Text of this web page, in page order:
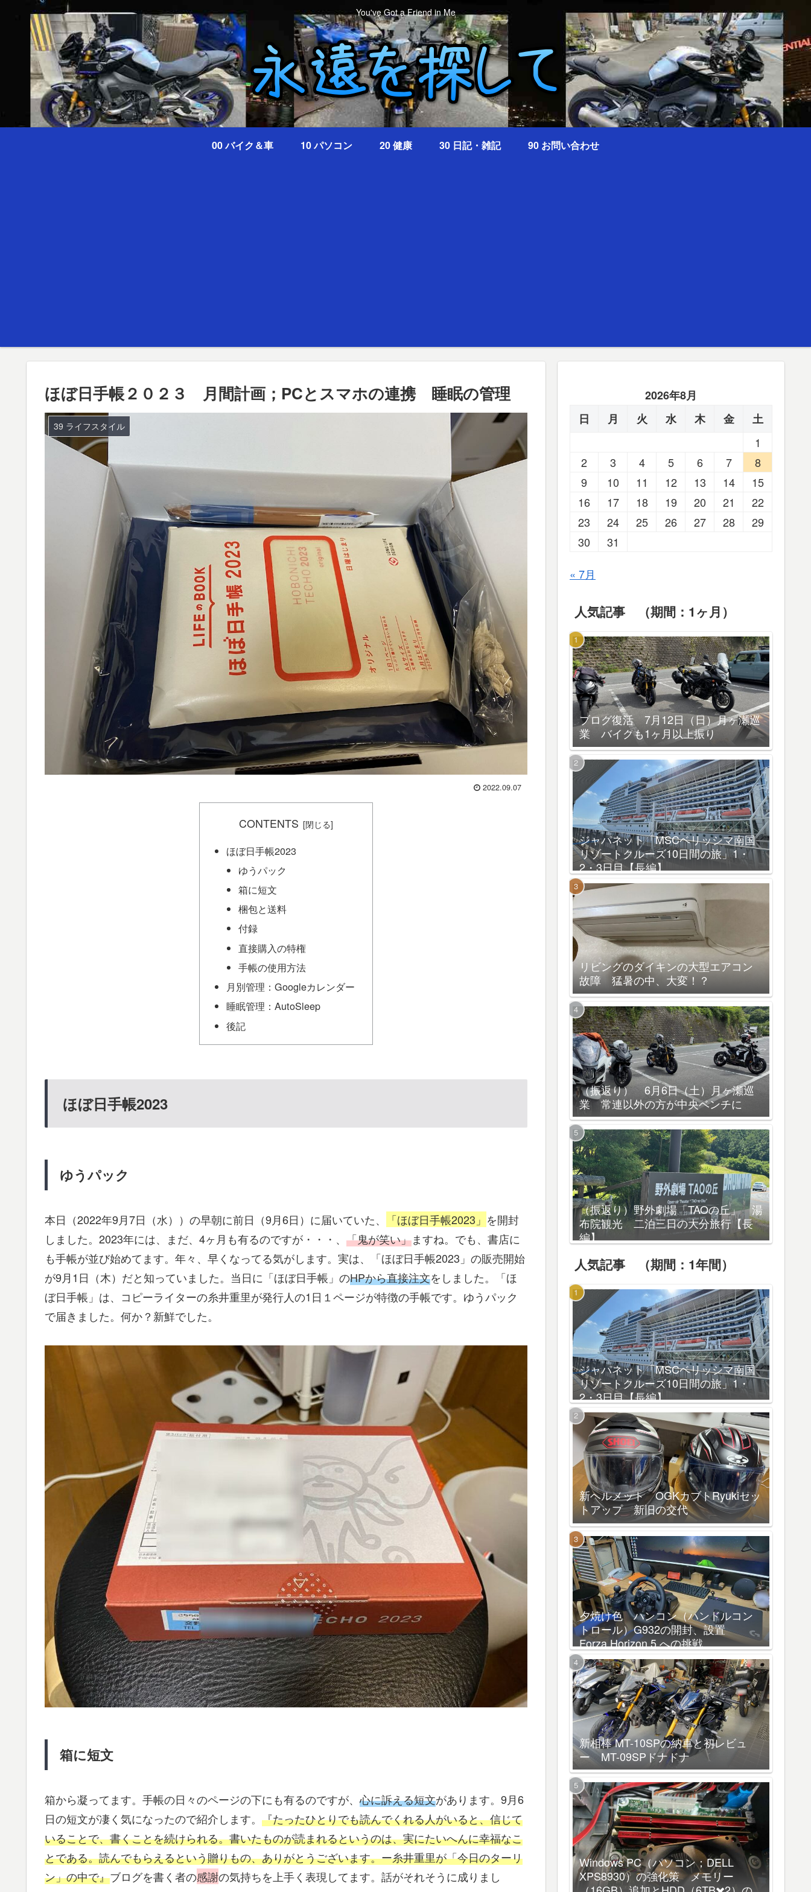
You've Got a Friend in Me
00 バイク＆車 10 パソコン 20 健康 30 日記・雑記 90 お問い合わせ
ほぼ日手帳２０２３ 月間計画；PCとスマホの連携 睡眠の管理
39 ライフスタイル
2022.09.07
CONTENTS
ほぼ日手帳2023
ゆうパック
箱に短文
梱包と送料
付録
直接購入の特権
手帳の使用方法
月別管理：Googleカレンダー
睡眠管理：AutoSleep
後記
ほぼ日手帳2023
ゆうパック
本日（2022年9月7日（水））の早朝に前日（9月6日）に届いていた、 「ほぼ日手帳2023」 を開封
しました。2023年には、まだ、4ヶ月も有るのですが・・・、 「鬼が笑い」ますね。でも、書店に
も手帳が並び始めてます。年々、早くなってる気がします。実は、「ほぼ日手帳2023」の販売開始
が9月1日（木）だと知っていました。当日に「ほぼ日手帳」のHPから直接注文をしました。「ほ
ぼ日手帳」は、コピーライターの糸井重里が発行人の1日１ページが特徴の手帳です。ゆうパック
で届きました。何か？新鮮でした。
箱に短文
箱から凝ってます。手帳の日々のページの下にも有るのですが、心に訴える短文があります。9月6
日の短文が凄く気になったので紹介します。 『たったひとりでも読んでくれる人がいると、信じて
いることで、書くことを続けられる。書いたものが読まれるというのは、実にたいへんに幸福なこ
とである。読んでもらえるという贈りもの、ありがとうございます。ー糸井重里が「今日のターリ
ン」の中で』ブログを書く者の感謝の気持ちを上手く表現してます。話がそれそうに成りまし
2026年8月
日
月 火 水 木 金
土
1
2
3 4 5 6 7
8
9
10 11 12 13 14
15
16
17 18 19 20 21
22
23
24 25 26 27 28
29
30
31
« 7月
人気記事 （期間：1ヶ月）
ブログ復活 7月12日（日）月ヶ瀬巡
業 バイクも1ヶ月以上振り
ジャパネット「MSCベリッシマ南国
リゾートクルーズ10日間の旅」1・
2・3日目【長編】
リビングのダイキンの大型エアコン
故障 猛暑の中、大変！？
（振返り） 6月6日（土）月ヶ瀬巡
業 常連以外の方が中央ベンチに
（振返り）野外劇場「TAOの丘」 湯
布院観光 二泊三日の大分旅行【長
編】
人気記事 （期間：1年間）
ジャパネット「MSCベリッシマ南国
リゾートクルーズ10日間の旅」1・
2・3日目【長編】
新ヘルメット OGKカブトRyukiセッ
トアップ 新旧の交代
夕焼け色 ハンコン（ハンドルコン
トロール）G932の開封、設置
Forza Horizon 5 への挑戦
新相棒 MT-10SPの納車と初レビュ
ー MT-09SPドナドナ
Windows PC（パソコン；DELL
XPS8930）の強化策 メモリー